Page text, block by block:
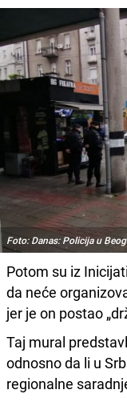
Foto: Danas: Policija u
Potom su iz
da neće
jer je on postao
Taj mural
odnosno da li u
regionalne